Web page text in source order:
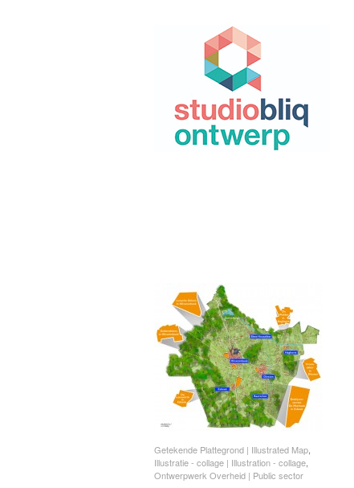
Getekende Plattegrond | Illustrated Map
Illustratie - collage | Illustration - collage
Ontwerpwerk Overheid | Public sector
Getekende Plattegrond | Illustrated Map
Illustratie - collage | Illustration - collage
Ontwerpwerk Overheid | Public sector